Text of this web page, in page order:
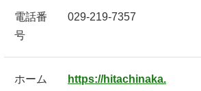
電話番
号
029-219-7357
ホーム
https://hitachinaka.